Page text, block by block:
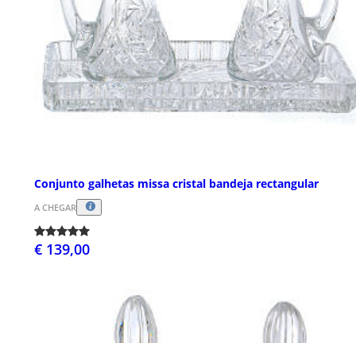
Conjunto galhetas missa cristal bandeja rectangular
A CHEGAR
€ 139,00